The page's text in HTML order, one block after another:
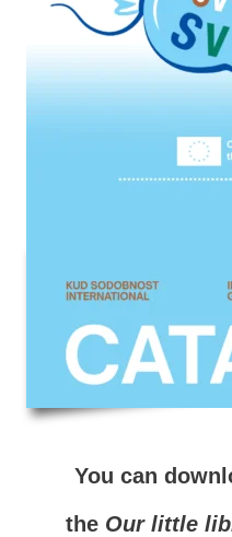
You can
the Our little